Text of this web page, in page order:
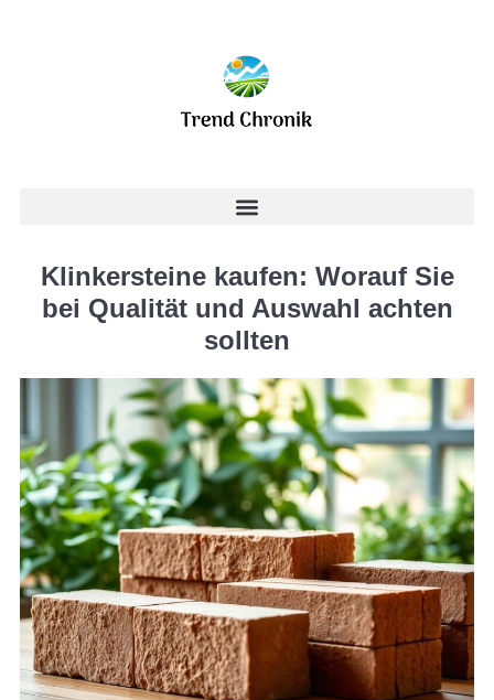
Klinkersteine kaufen: Worauf Sie
bei Qualität und Auswahl achten
sollten